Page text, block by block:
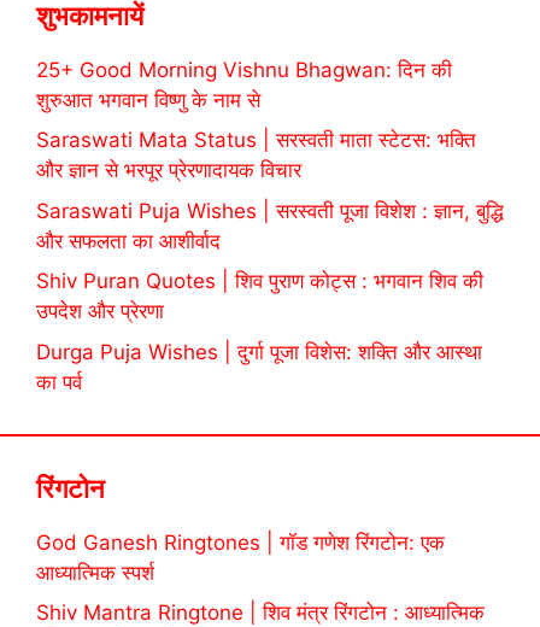
शुभकामनायें
25+ Good Morning Vishnu Bhagwan: दिन की
शुरुआत भगवान विष्णु के नाम से
Saraswati Mata Status | सरस्वती माता स्टेटस: भक्ति
और ज्ञान से भरपूर प्रेरणादायक विचार
Saraswati Puja Wishes | सरस्वती पूजा विशेश : ज्ञान, बुद्धि
और सफलता का आशीर्वाद
Shiv Puran Quotes | शिव पुराण कोट्स : भगवान शिव की
उपदेश और प्रेरणा
Durga Puja Wishes | दुर्गा पूजा विशेस: शक्ति और आस्था
का पर्व
रिंगटोन
God Ganesh Ringtones | गॉड गणेश रिंगटोन: एक
आध्यात्मिक स्पर्श
Shiv Mantra Ringtone | शिव मंत्र रिंगटोन : आध्यात्मिक